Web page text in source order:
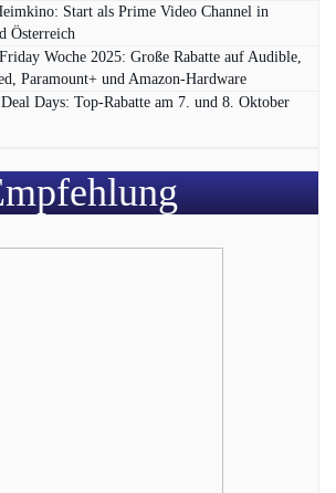
Start als Prime Video Channel in
Österreich
Woche 2025: Große Rabatte auf Audible,
Paramount+ und Amazon‑Hardware
Days: Top-Rabatte am 7. und 8. Oktober